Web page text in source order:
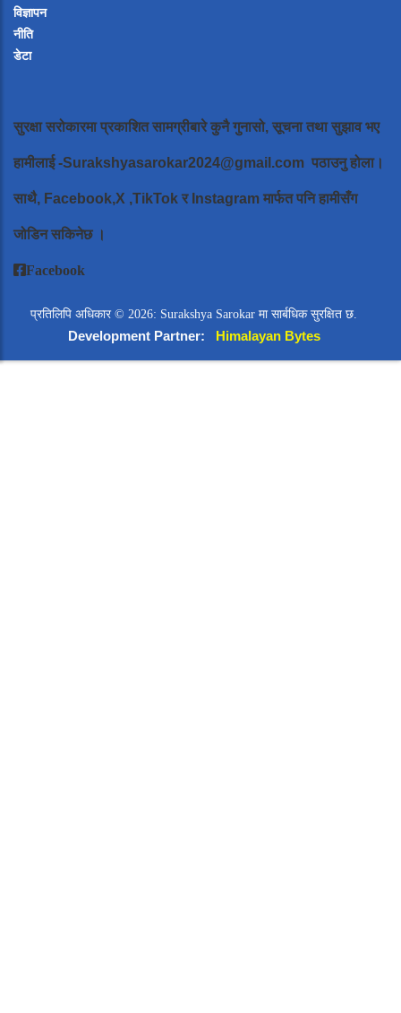
विज्ञापन
नीति
डेटा
सुरक्षा सरोकारमा प्रकाशित सामग्रीबारे कुनै गुनासो, सूचना तथा सुझाव भए
हामीलाई-Surakshyasarokar2024@gmail.com पठाउनु होला।
साथै, Facebook,X ,TikTok र Instagram मार्फत पनि हामीसँग
जोडिन सकिनेछ ।
Facebook
प्रतिलिपि अधिकार © 2026: Surakshya Sarokar मा सार्बधिक सुरक्षित छ.
Development Partner: Himalayan Bytes